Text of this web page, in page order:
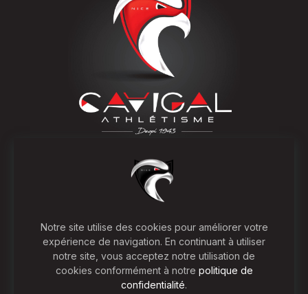
Suivez-nous sur les réseaux
événements et notre esprit
sportif.
COORDONNÉES
‍Cavigal Nice Sports -
Résidence du palais
2 rue EL NOUZAH - 06000
NICE
Notre site utilise des cookies pour améliorer votre
expérience de navigation. En continuant à utiliser
notre site, vous acceptez notre utilisation de
cookies conformément à notre politique de
confidentialité.